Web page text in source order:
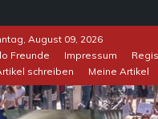
August 09, 2026
Freunde
Impressum
schreiben
Meine Artikel